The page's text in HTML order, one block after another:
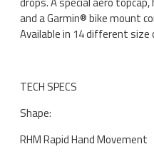
and a Garmin® bike mount
Available in 14 different size
TECH SPECS
Shape:
RHM Rapid Hand Movement